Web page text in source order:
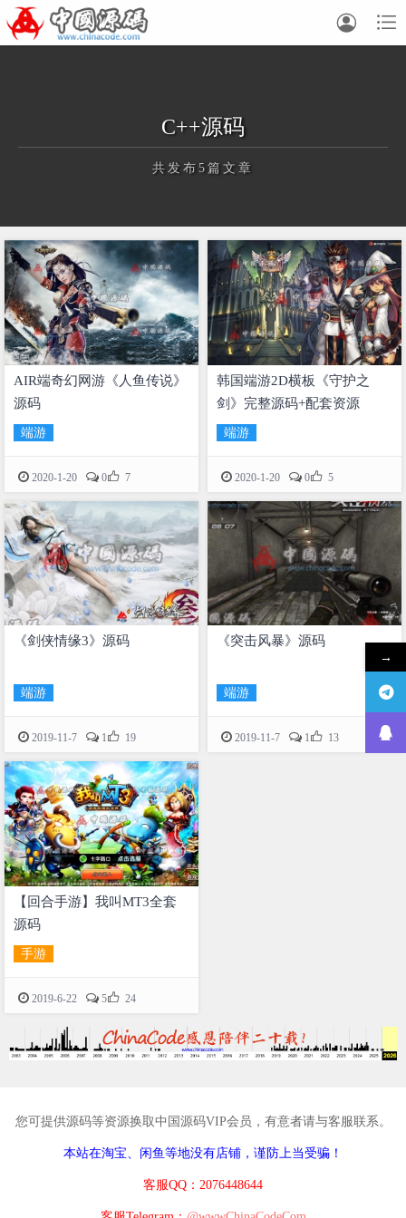


C++源码
共发布5篇文章
正在为您加载新内容
AIR端奇幻网游《人鱼传说》
源码
端游
2020-1-20 0 7
韩国端游2D横板《守护之
剑》完整源码+配套资源
端游
2020-1-20 0 5
《剑侠情缘3》源码
端游
2019-11-7 1 19
《突击风暴》源码
端游
2019-11-7 1 13
【回合手游】我叫MT3全套
源码
手游
2019-6-22 5 24
您可提供源码等资源换取中国源码VIP会员，有意者请与客服联系。
本站在淘宝、闲鱼等地没有店铺，谨防上当受骗！
客服QQ：2076448644
→